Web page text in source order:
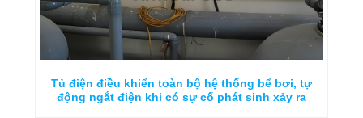
Tủ điện điều khiển toàn bộ hệ thống bể bơi, tự
động ngắt điện khi có sự cố phát sinh xảy ra